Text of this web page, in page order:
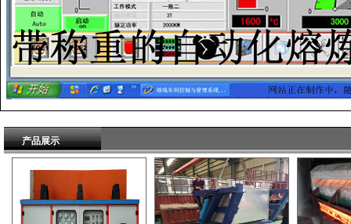
产品展示